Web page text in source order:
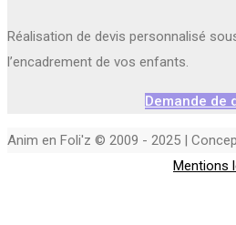
Réalisation de devis personnalisé
l’encadrement de vos enfants.
Demande de
Anim en Foli'z © 2009 - 2025 |
Mentions